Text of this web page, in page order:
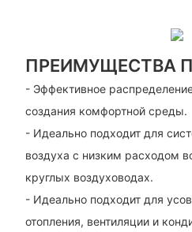
ПРЕИМУЩЕСТВА
- Эффективное
создания комфортной среды.
- Идеально подходит для
воздуха с низким расходом
круглых воздуховодах.
- Идеально подходит для
отопления, вентиляции и